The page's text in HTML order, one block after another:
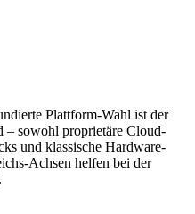
Plattform-Wahl ist der
– sowohl proprietäre Cloud-
und klassische Hardware-
Achsen helfen bei der